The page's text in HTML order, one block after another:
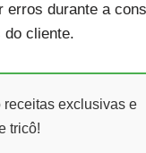
durante a
do cliente.
receitas exclusivas e
tricô!